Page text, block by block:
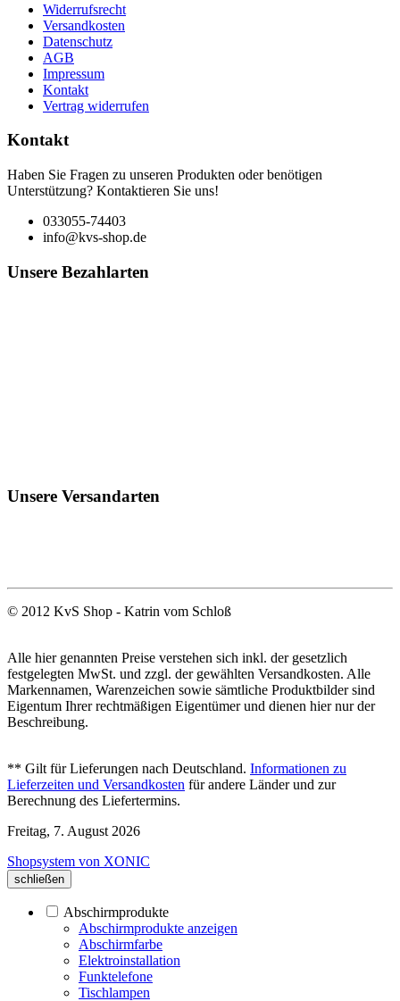
Widerrufsrecht
Versandkosten
Datenschutz
AGB
Impressum
Kontakt
Vertrag widerrufen
Kontakt
Haben Sie Fragen zu unseren Produkten oder benötigen
Unterstützung? Kontaktieren Sie uns!
033055-74403
info@kvs-shop.de
Unsere Bezahlarten
Unsere Versandarten
© 2012 KvS Shop - Katrin vom Schloß
Alle hier genannten Preise verstehen sich inkl. der gesetzlich
festgelegten MwSt. und zzgl. der gewählten Versandkosten. Alle
Markennamen, Warenzeichen sowie sämtliche Produktbilder sind
Eigentum Ihrer rechtmäßigen Eigentümer und dienen hier nur der
Beschreibung.
** Gilt für Lieferungen nach Deutschland. Informationen zu
Lieferzeiten und Versandkosten für andere Länder und zur
Berechnung des Liefertermins.
Freitag, 7. August 2026
Shopsystem von XONIC
schließen
Abschirmprodukte
Abschirmprodukte anzeigen
Abschirmfarbe
Elektroinstallation
Funktelefone
Tischlampen